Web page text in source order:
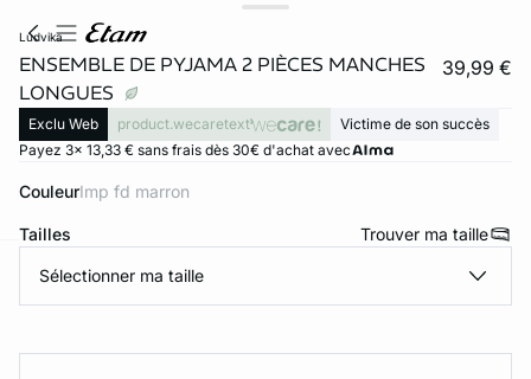
ludvika
ENSEMBLE DE PYJAMA 2 PIÈCES MANCHES
LONGUES
39,99 €
Exclu Web product.wecaretext
Victime de son succès
Payez 3x 13,33 € sans frais dès 30€ d'achat avec
Couleur imp fd marron
Tailles Trouver ma taille
Sélectionner ma taille